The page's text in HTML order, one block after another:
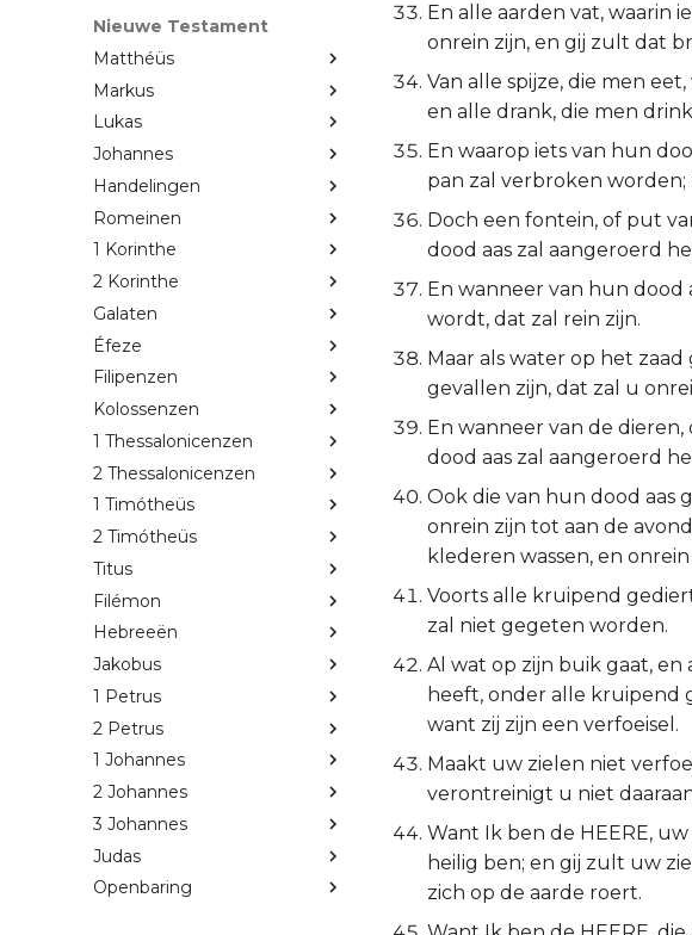
Nieuwe Testament
Matthéüs
Markus
Lukas
Johannes
Handelingen
Romeinen
1 Korinthe
2 Korinthe
Galaten
Éfeze
Filipenzen
Kolossenzen
1 Thessalonicenzen
2 Thessalonicenzen
1 Timótheüs
2 Timótheüs
Titus
Filémon
Hebreeën
Jakobus
1 Petrus
2 Petrus
1 Johannes
2 Johannes
3 Johannes
Judas
Openbaring
En alle aarden vat, waarin
onrein zijn, en gij zult dat
Van alle spijze, die men
en alle drank, die men
En waarop iets van hun
pan zal verbroken worden;
Doch een fontein, of put
dood aas zal aangeroerd
En wanneer van hun dood
wordt, dat zal rein zijn.
Maar als water op het
gevallen zijn, dat zal u
En wanneer van de dieren,
dood aas zal aangeroerd
Ook die van hun dood aas
onrein zijn tot aan de
klederen wassen, en
Voorts alle kruipend
zal niet gegeten worden.
Al wat op zijn buik gaat, en
heeft, onder alle kruipend
want zij zijn een verfoeisel.
Maakt uw zielen niet
verontreinigt u niet
Want Ik ben de HEERE,
heilig ben; en gij zult uw
zich op de aarde roert.